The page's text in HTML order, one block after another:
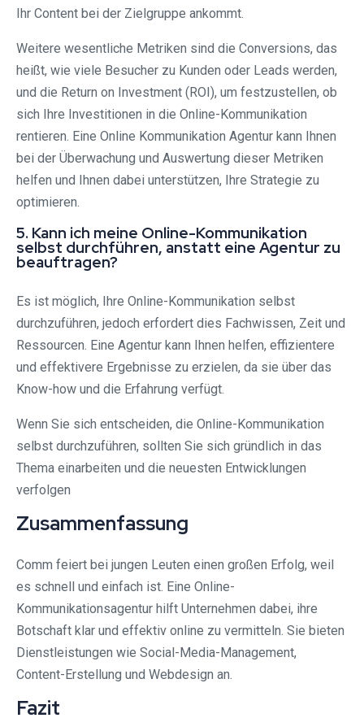
Ihr Content bei der Zielgruppe ankommt.
Weitere wesentliche Metriken sind die Conversions, das
heißt, wie viele Besucher zu Kunden oder Leads werden,
und die Return on Investment (ROI), um festzustellen, ob
sich Ihre Investitionen in die Online-Kommunikation
rentieren. Eine Online Kommunikation Agentur kann Ihnen
bei der Überwachung und Auswertung dieser Metriken
helfen und Ihnen dabei unterstützen, Ihre Strategie zu
optimieren.
5. Kann ich meine Online-Kommunikation
selbst durchführen, anstatt eine Agentur zu
beauftragen?
Es ist möglich, Ihre Online-Kommunikation selbst
durchzuführen, jedoch erfordert dies Fachwissen, Zeit und
Ressourcen. Eine Agentur kann Ihnen helfen, effizientere
und effektivere Ergebnisse zu erzielen, da sie über das
Know-how und die Erfahrung verfügt.
Wenn Sie sich entscheiden, die Online-Kommunikation
selbst durchzuführen, sollten Sie sich gründlich in das
Thema einarbeiten und die neuesten Entwicklungen
verfolgen
Zusammenfassung
Comm feiert bei jungen Leuten einen großen Erfolg, weil
es schnell und einfach ist. Eine Online-
Kommunikationsagentur hilft Unternehmen dabei, ihre
Botschaft klar und effektiv online zu vermitteln. Sie bieten
Dienstleistungen wie Social-Media-Management,
Content-Erstellung und Webdesign an.
Fazit